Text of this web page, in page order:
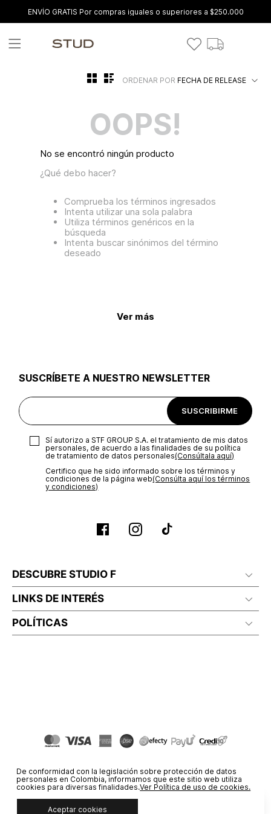
ENVÍO GRATIS Por compras iguales o superiores a $250.000
ORDENAR POR FECHA DE RELEASE
OOPS!
No se encontró ningún producto
¿Qué debo hacer?
Comprueba los términos ingresados
Intenta utilizar una sola palabra
Utiliza términos genéricos en la
búsqueda
Intenta buscar sinónimos del término
deseado
Ver más
SUSCRÍBETE A NUESTRO NEWSLETTER
SUSCRIBIRME
Sí autorizo a STF GROUP S.A. el tratamiento de mis datos
personales, de acuerdo a las finalidades de su política
de tratamiento de datos personales‎(Consúltala aquí)
Certifico que he sido informado sobre los términos y
condiciones de la página web‎(Consúlta aquí los términos
y condiciones)
DESCUBRE STUDIO F
LINKS DE INTERÉS
POLÍTICAS
De conformidad con la legislación sobre protección de datos
personales en Colombia, informamos que este sitio web utiliza
cookies para diversas finalidades.Ver Política de uso de cookies.
Aceptar cookies